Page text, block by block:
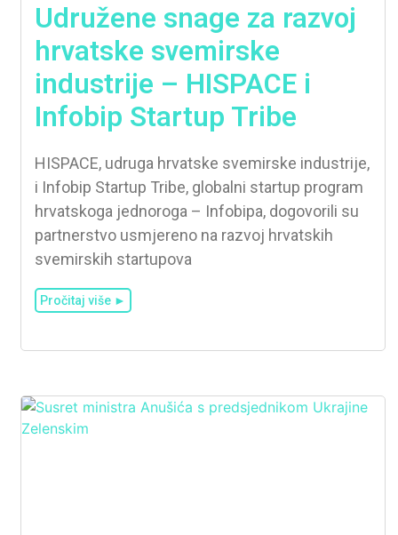
Udružene snage za razvoj
hrvatske svemirske
industrije – HISPACE i
Infobip Startup Tribe
HISPACE, udruga hrvatske svemirske industrije,
i Infobip Startup Tribe, globalni startup program
hrvatskoga jednoroga – Infobipa, dogovorili su
partnerstvo usmjereno na razvoj hrvatskih
svemirskih startupova
Pročitaj više ►